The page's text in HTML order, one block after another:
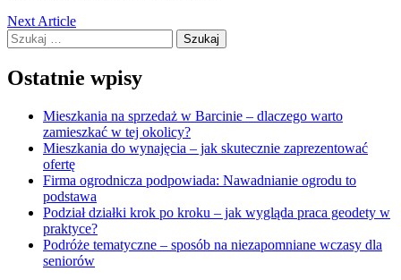
Next Article
Szukaj:
Ostatnie wpisy
Mieszkania na sprzedaż w Barcinie – dlaczego warto
zamieszkać w tej okolicy?
Mieszkania do wynajęcia – jak skutecznie zaprezentować
ofertę
Firma ogrodnicza podpowiada: Nawadnianie ogrodu to
podstawa
Podział działki krok po kroku – jak wygląda praca geodety w
praktyce?
Podróże tematyczne – sposób na niezapomniane wczasy dla
seniorów